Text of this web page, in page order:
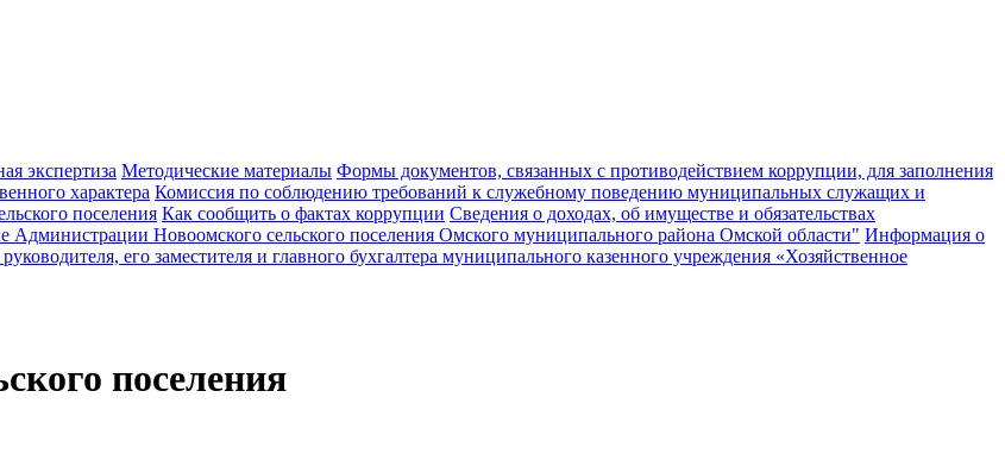
экспертиза Методические материалы Формы документов, связанных с противодействием коррупции, для заполнения
характера Комиссия по соблюдению требований к служебному поведению муниципальных служащих и
поселения Как сообщить о фактах коррупции Сведения о доходах, об имуществе и обязательствах
Новоомского сельского поселения Омского муниципального района Омской области" Информация о
его заместителя и главного бухгалтера муниципального казенного учреждения «Хозяйственное
поселения